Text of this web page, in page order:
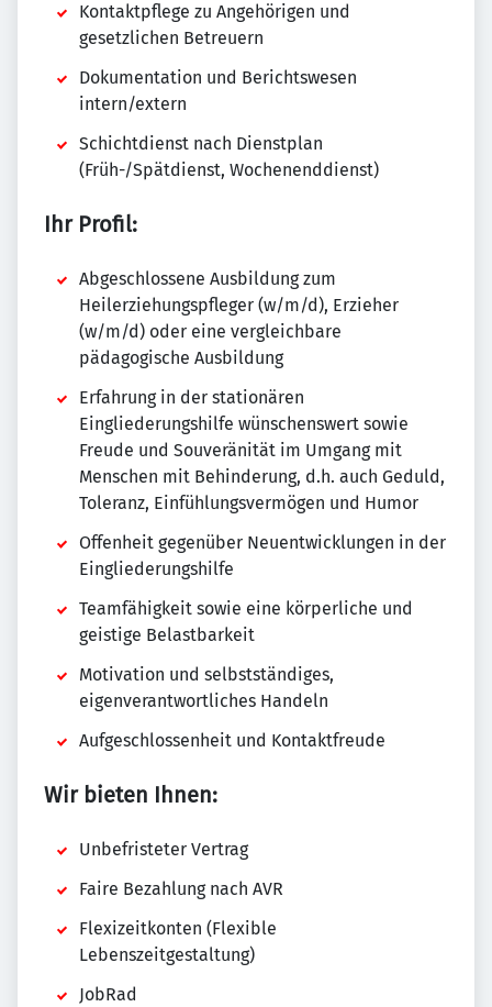
Kontaktpflege zu Angehörigen und
gesetzlichen Betreuern
Dokumentation und Berichtswesen
intern/extern
Schichtdienst nach Dienstplan
(Früh-/Spätdienst, Wochenenddienst)
Ihr Profil:
Abgeschlossene Ausbildung zum
Heilerziehungspfleger (w/m/d), Erzieher
(w/m/d) oder eine vergleichbare
pädagogische Ausbildung
Erfahrung in der stationären
Eingliederungshilfe wünschenswert sowie
Freude und Souveränität im Umgang mit
Menschen mit Behinderung, d.h. auch Geduld,
Toleranz, Einfühlungsvermögen und Humor
Offenheit gegenüber Neuentwicklungen in der
Eingliederungshilfe
Teamfähigkeit sowie eine körperliche und
geistige Belastbarkeit
Motivation und selbstständiges,
eigenverantwortliches Handeln
Aufgeschlossenheit und Kontaktfreude
Wir bieten Ihnen:
Unbefristeter Vertrag
Faire Bezahlung nach AVR
Flexizeitkonten (Flexible
Lebenszeitgestaltung)
JobRad